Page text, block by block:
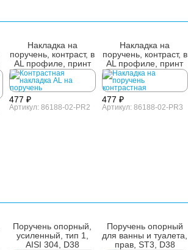
Накладка на
поручень, контраст, в
AL профиле, принт
№2
477 ₽
Артикул: 86188-02-PR2
Накладка на
поручень, контраст, в
AL профиле, принт
№3
477 ₽
Артикул: 86188-02-PR3
Поручень опорный,
усиленный, тип 1,
AISI 304, D38
Поручень опорный
для ванны и туалета,
прав, ST3, D38